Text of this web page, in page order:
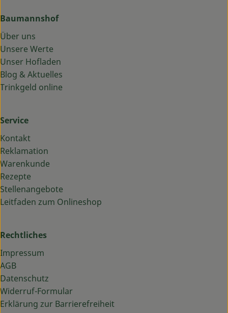
Baumannshof
Über uns
Unsere Werte
Unser Hofladen
Blog & Aktuelles
Trinkgeld online
Service
Kontakt
Reklamation
Warenkunde
Rezepte
Stellenangebote
Leitfaden zum Onlineshop
Rechtliches
Impressum
AGB
Datenschutz
Widerruf-Formular
Erklärung zur Barrierefreiheit